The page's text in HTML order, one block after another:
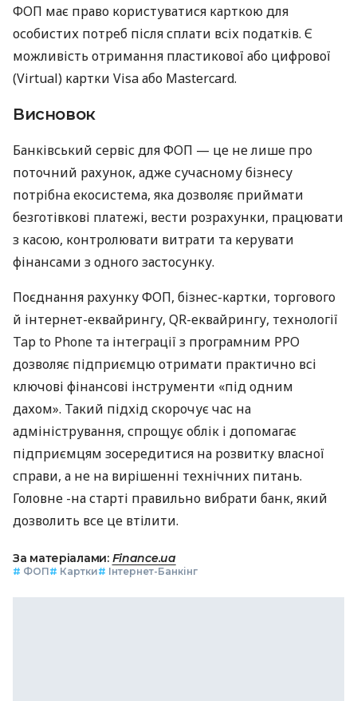
ФОП має право користуватися карткою для
особистих потреб після сплати всіх податків. Є
можливість отримання пластикової або цифрової
(Virtual) картки Visa або Mastercard.
Висновок
Банківський сервіс для ФОП — це не лише про
поточний рахунок, адже сучасному бізнесу
потрібна екосистема, яка дозволяє приймати
безготівкові платежі, вести розрахунки, працювати
з касою, контролювати витрати та керувати
фінансами з одного застосунку.
Поєднання рахунку ФОП, бізнес-картки, торгового
й інтернет-еквайрингу, QR-еквайрингу, технології
Tap to Phone та інтеграції з програмним РРО
дозволяє підприємцю отримати практично всі
ключові фінансові інструменти «під одним
дахом». Такий підхід скорочує час на
адміністрування, спрощує облік і допомагає
підприємцям зосередитися на розвитку власної
справи, а не на вирішенні технічних питань.
Головне -на старті правильно вибрати банк, який
дозволить все це втілити.
За матеріалами: Finance.ua
# ФОП# Картки# Інтернет-Банкінг